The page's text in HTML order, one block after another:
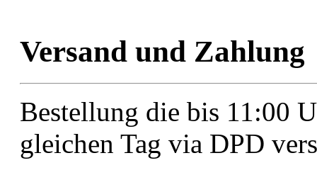
Versand und Zahlung
Bestellung die bis 11:00
gleichen Tag via DPD